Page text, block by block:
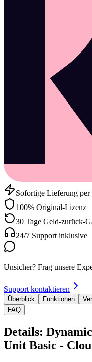
Sofortige Lieferung
100% Original-Lizenz
30 Tage Geld-zurück-
24/7 Support inklusive
Unsicher? Frag unsere
Support kontaktieren
Überblick Funktionen
FAQ
Details:
Unit Basic -